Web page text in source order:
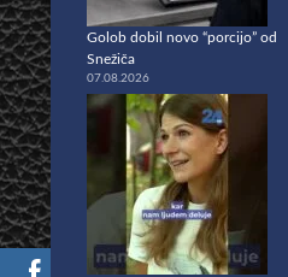
Golob dobil novo “porcijo” od
Snežiča
07.08.2026